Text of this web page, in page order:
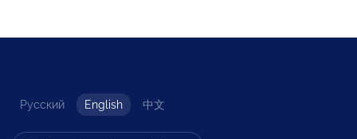
Русский English 中文